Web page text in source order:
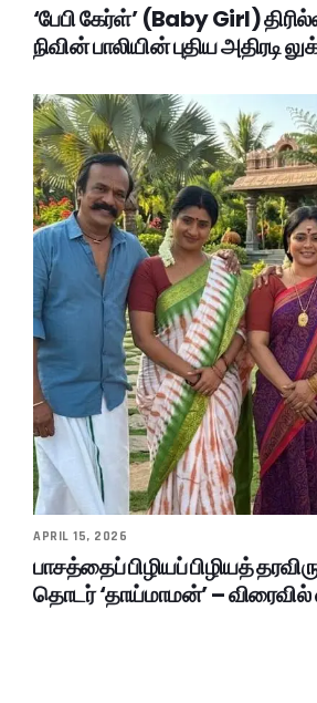
‘பேபி கேர்ள்’ (Baby Girl)
நிவின் பாலியின் புதிய அதிரடி
APRIL 15, 2026
பாசத்தைப் பிழியப் பிழியத்
தொடர் ‘தாய்மாமன்’ – விரைவில்